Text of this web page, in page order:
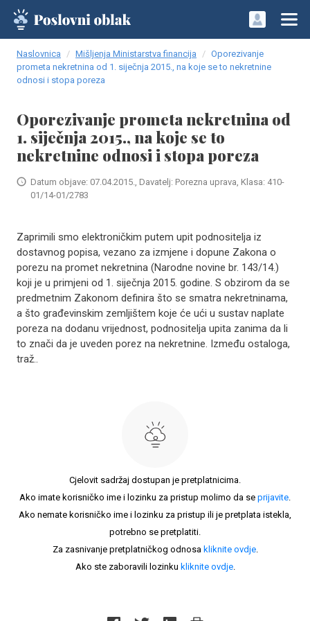
Naslovnica Mišljenja Ministarstva financija
Oporezivanje
prometa nekretnina od 1. siječnja 2015., na koje se to nekretnine
odnosi i stopa poreza
Oporezivanje prometa nekretnina od
1. siječnja 2015., na koje se to
nekretnine odnosi i stopa poreza
Datum objave: 07.04.2015., Davatelj: Porezna uprava, Klasa: 410-
01/14-01/2783
Zaprimili smo elektroničkim putem upit podnositelja iz
dostavnog popisa, vezano za izmjene i dopune Zakona o
porezu na promet nekretnina (Narodne novine br. 143/14.)
koji je u primjeni od 1. siječnja 2015. godine. S obzirom da se
predmetnim Zakonom definira što se smatra nekretninama,
a što građevinskim zemljištem koje će ući u sustav naplate
poreza na dodanu vrijednost, podnositelja upita zanima da li
to znači da je uveden porez na nekretnine. Između ostaloga,
traž..
Cjelovit sadržaj dostupan je pretplatnicima.
Ako imate korisničko ime i lozinku za pristup molimo da se prijavite.
Ako nemate korisničko ime i lozinku za pristup ili je pretplata istekla,
potrebno se pretplatiti.
Za zasnivanje pretplatničkog odnosa kliknite ovdje.
Ako ste zaboravili lozinku kliknite ovdje.